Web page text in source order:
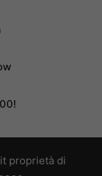
proprietà di